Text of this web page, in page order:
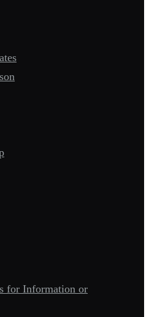
for Information or